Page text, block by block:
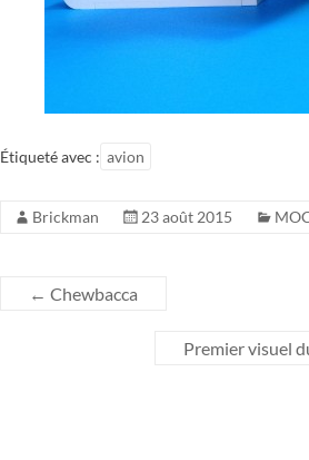
Étiqueté avec : avion
Brickman 23 août 2015
← Chewbacca
Premier visuel